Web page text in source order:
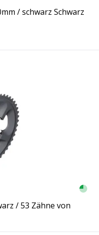
/ schwarz Schwarz
/ 53 Zähne von